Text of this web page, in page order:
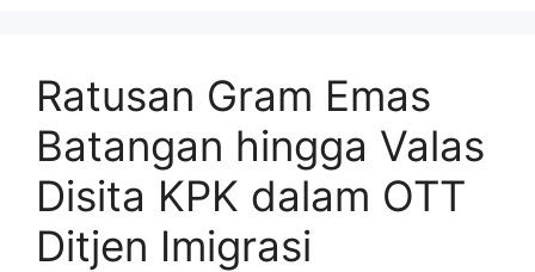
Ratusan Gram Emas
Batangan hingga Valas
Disita KPK dalam OTT
Ditjen Imigrasi